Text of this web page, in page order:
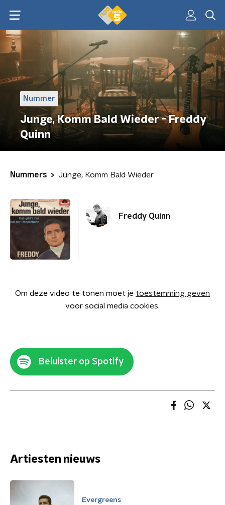
Nummer
Junge, Komm Bald Wieder - Freddy
Quinn
Nummers Junge, Komm Bald Wieder
Freddy Quinn
Om deze video te tonen moet je toestemming geven
voor social media cookies.
Beluister op Spotify
Artiesten nieuws
Evergreens